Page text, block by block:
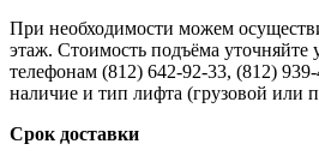
При необходимости можем
этаж. Стоимость подъёма уточняйте
телефонам (812) 642-92-33, (812) 939-
наличие и тип лифта (грузовой или
Срок доставки